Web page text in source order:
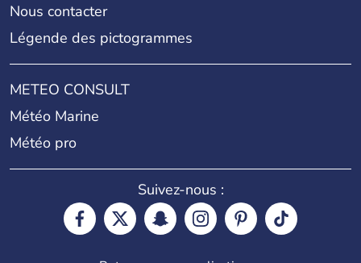
Nous contacter
Légende des pictogrammes
METEO CONSULT
Météo Marine
Météo pro
Suivez-nous :